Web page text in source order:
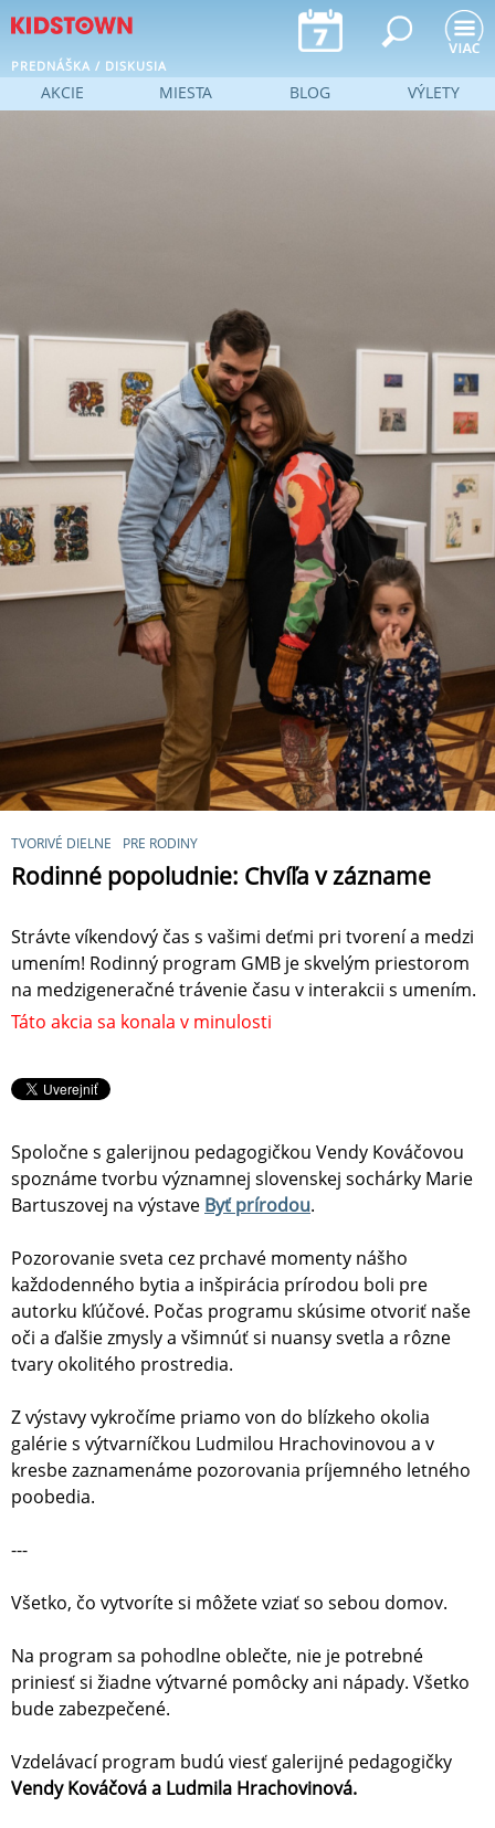
Jump to navigation
PREDNÁŠKA / DISKUSIA
TVORIVÉ DIELNE PRE RODINY
Rodinné popoludnie: Chvíľa v zázname
Strávte víkendový čas s vašimi deťmi pri tvorení a medzi
umením! Rodinný program GMB je skvelým priestorom
na medzigeneračné trávenie času v interakcii s umením.
Táto akcia sa konala v minulosti
Spoločne s galerijnou pedagogičkou Vendy Kováčovou
spoznáme tvorbu významnej slovenskej sochárky Marie
Bartuszovej na výstave Byť prírodou.
Pozorovanie sveta cez prchavé momenty nášho
každodenného bytia a inšpirácia prírodou boli pre
autorku kľúčové. Počas programu skúsime otvoriť naše
oči a ďalšie zmysly a všimnúť si nuansy svetla a rôzne
tvary okolitého prostredia.
Z výstavy vykročíme priamo von do blízkeho okolia
galérie s výtvarníčkou Ludmilou Hrachovinovou a v
kresbe zaznamenáme pozorovania príjemného letného
poobedia.
---
Všetko, čo vytvoríte si môžete vziať so sebou domov.
Na program sa pohodlne oblečte, nie je potrebné
priniesť si žiadne výtvarné pomôcky ani nápady. Všetko
bude zabezpečené.
Vzdelávací program budú viesť galerijné pedagogičky
Vendy Kováčová a Ludmila Hrachovinová.
AKCIE MIESTA BLOG VÝLETY